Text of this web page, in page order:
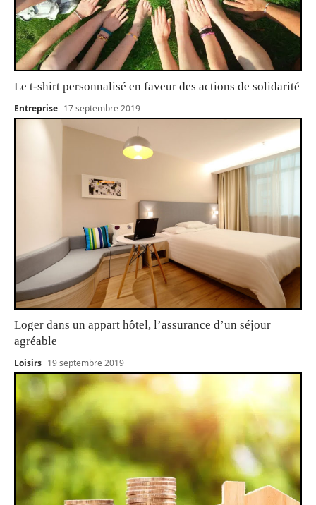
Le t-shirt personnalisé en faveur des actions de solidarité
Entreprise 17 septembre 2019
Loger dans un appart hôtel, l’assurance d’un séjour
agréable
Loisirs 19 septembre 2019